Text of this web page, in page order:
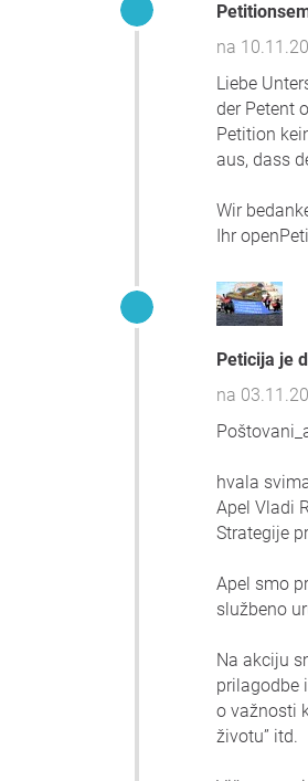
na
Liebe
der Petent
Petition
aus, dass
Wir
Ihr
Peticija je
na
hvala
Apel Vladi
Strategije
Apel smo
službeno
Na akciju
prilagodbe
o važnosti
životu” itd.